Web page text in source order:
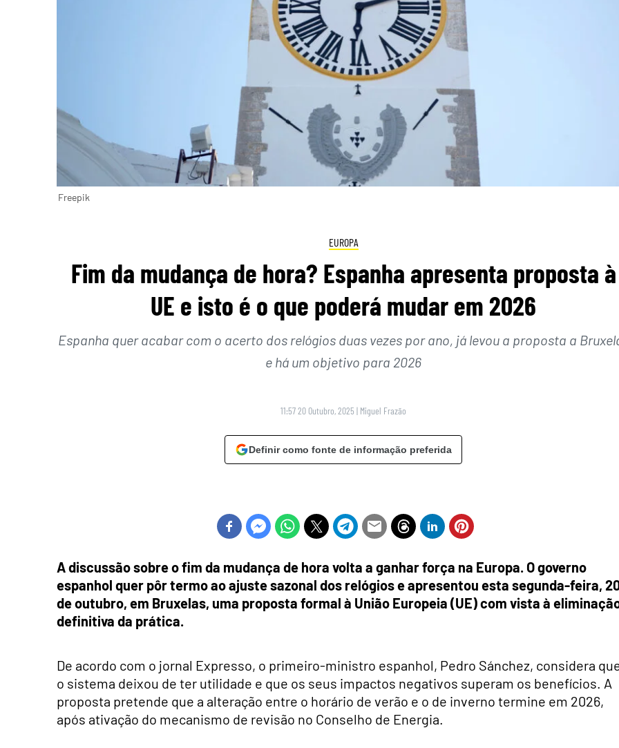
Freepik
EUROPA
Fim da mudança de hora? Espanha apresenta proposta à
UE e isto é o que poderá mudar em 2026
Espanha quer acabar com o acerto dos relógios duas vezes por ano, já levou a proposta a
e há um objetivo para 2026
11:57 20 Outubro, 2025 | Miguel Frazão
Definir como fonte de informação preferida
A discussão sobre o fim da mudança de hora volta a ganhar força na Europa. O governo
espanhol quer pôr termo ao ajuste sazonal dos relógios e apresentou esta segunda-feira,
de outubro, em Bruxelas, uma proposta formal à União Europeia (UE) com vista à
definitiva da prática.
De acordo com o jornal Expresso, o primeiro-ministro espanhol, Pedro Sánchez, considera
o sistema deixou de ter utilidade e que os seus impactos negativos superam os benefícios. A
proposta pretende que a alteração entre o horário de verão e o de inverno termine em 2026,
após ativação do mecanismo de revisão no Conselho de Energia.